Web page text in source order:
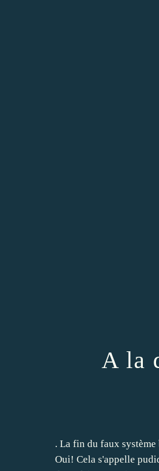
A la
. La fin du faux
Oui! Cela s'appelle